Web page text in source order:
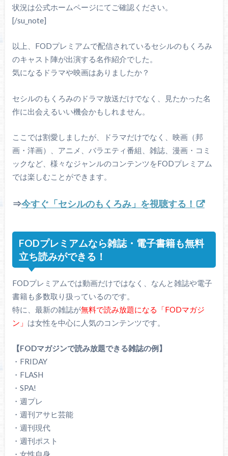
状況は公式ホームページにてご確認ください。
[/su_note]
以上、FODプレミアムで配信されているセシルのもくろみ
のキャスト陣が出演する名作紹介でした。
気になるドラマや映画はありましたか？
セシルのもくろみのドラマ放送だけでなく、見たかった名
作に出会えるいい機会かもしれません。
ここでは割愛しましたが、ドラマだけでなく、映画（邦
画・洋画）、アニメ、バラエティ番組、雑誌、漫画・コミ
ックなど、様々なジャンルのコンテンツをFODプレミアム
では楽しむことができます。
⇒今すぐ「セシルのもくろみ」を視聴する！
FODプレミアムなら雑誌・電子書籍も無料
立ち読みができる！
FODプレミアムでは動画だけではなく、なんと雑誌や電子
書籍も多数取り扱っているのです。
特に、最新の雑誌が無料で読み放題になる「FODマガジ
ン」 は女性を中心に人気のコンテンツです。
【FODマガジンで読み放題できる雑誌の例】
・FRIDAY
・FLASH
・SPA!
・週プレ
・週刊アサヒ芸能
・週刊現代
・週刊ポスト
・女性自身